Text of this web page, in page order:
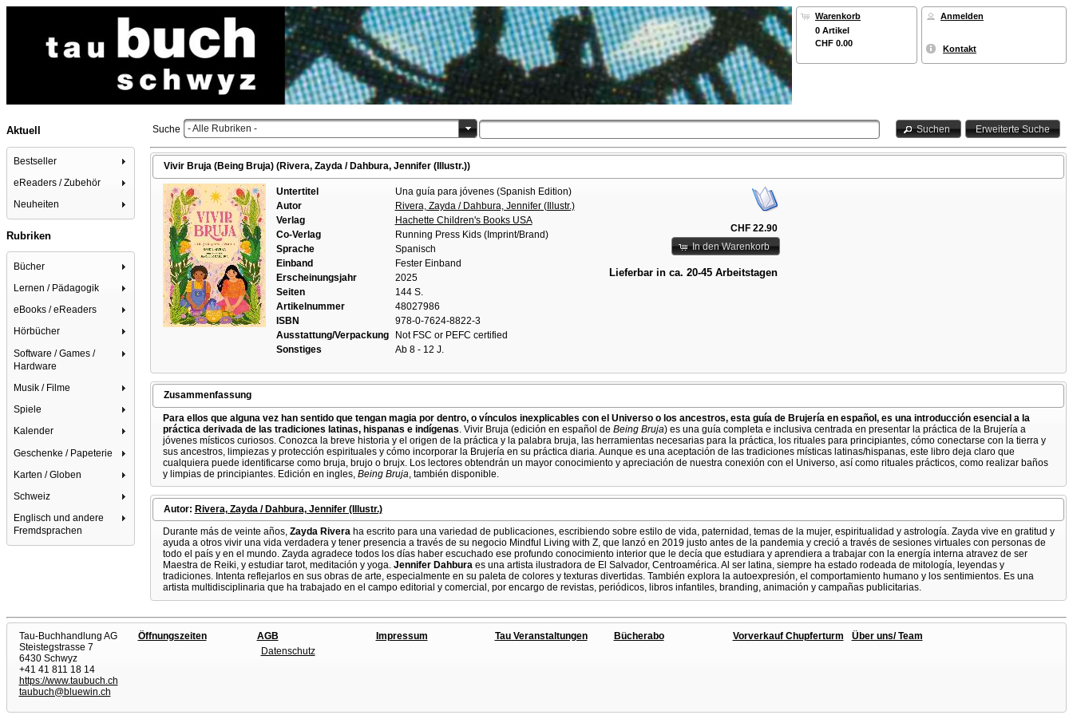
Warenkorb
0 Artikel
CHF 0.00
Anmelden
Kontakt
Aktuell
Bestseller
eReaders / Zubehör
Neuheiten
Rubriken
Bücher
Lernen / Pädagogik
eBooks / eReaders
Hörbücher
Software / Games /
Hardware
Musik / Filme
Spiele
Kalender
Geschenke / Papeterie
Karten / Globen
Schweiz
Englisch und andere
Fremdsprachen
Suche - Alle Rubriken - Suchen Erweiterte Suche
Vivir Bruja (Being Bruja) (Rivera, Zayda / Dahbura, Jennifer (Illustr.))
Untertitel
Una guía para jóvenes (Spanish Edition)
Autor
Rivera, Zayda / Dahbura, Jennifer (Illustr.)
Verlag
Hachette Children's Books USA
Co-Verlag
Running Press Kids (Imprint/Brand)
Sprache
Spanisch
Einband
Fester Einband
Erscheinungsjahr
2025
Seiten
144 S.
Artikelnummer
48027986
ISBN
978-0-7624-8822-3
Ausstattung/Verpackung
Not FSC or PEFC certified
Sonstiges
Ab 8 - 12 J.
CHF 22.90
In den Warenkorb
Lieferbar in ca. 20-45 Arbeitstagen
Zusammenfassung
Para ellos que alguna vez han sentido que tengan magia por dentro, o vínculos inexplicables con el Universo o los ancestros, esta guía de Brujería en español, es una introducción esencial a la
práctica derivada de las tradiciones latinas, hispanas e indígenas . Vivir Bruja (edición en español de Being Bruja) es una guía completa e inclusiva centrada en presentar la práctica de la Brujería a
jóvenes místicos curiosos. Conozca la breve historia y el origen de la práctica y la palabra bruja, las herramientas necesarias para la práctica, los rituales para principiantes, cómo conectarse con la tierra y
sus ancestros, limpiezas y protección espirituales y cómo incorporar la Brujería en su práctica diaria. Aunque es una aceptación de las tradiciones místicas latinas/hispanas, este libro deja claro que
cualquiera puede identificarse como bruja, brujo o brujx. Los lectores obtendrán un mayor conocimiento y apreciación de nuestra conexión con el Universo, así como rituales prácticos, como realizar baños
y limpias de principiantes. Edición en ingles, Being Bruja , también disponible.
Autor: Rivera, Zayda / Dahbura, Jennifer (Illustr.)
Durante más de veinte años, Zayda Riveraha escrito para una variedad de publicaciones, escribiendo sobre estilo de vida, paternidad, temas de la mujer, espiritualidad y astrología. Zayda vive en gratitud y
ayuda a otros vivir una vida verdadera y tener presencia a través de su negocio Mindful Living with Z, que lanzó en 2019 justo antes de la pandemia y creció a través de sesiones virtuales con personas de
todo el país y en el mundo. Zayda agradece todos los días haber escuchado ese profundo conocimiento interior que le decía que estudiara y aprendiera a trabajar con la energía interna atravez de ser
Maestra de Reiki, y estudiar tarot, meditación y yoga. Jennifer Dahbura es una artista ilustradora de El Salvador, Centroamérica. Al ser latina, siempre ha estado rodeada de mitología, leyendas y
tradiciones. Intenta reflejarlos en sus obras de arte, especialmente en su paleta de colores y texturas divertidas. También explora la autoexpresión, el comportamiento humano y los sentimientos. Es una
artista multidisciplinaria que ha trabajado en el campo editorial y comercial, por encargo de revistas, periódicos, libros infantiles, branding, animación y campañas publicitarias.
Tau-Buchhandlung AG
Steistegstrasse 7
6430 Schwyz
+41 41 811 18 14
https://www.taubuch.ch
taubuch@bluewin.ch
Öffnungszeiten
AGB
Datenschutz
Impressum Tau Veranstaltungen Bücherabo Vorverkauf Chupferturm Über uns/ Team